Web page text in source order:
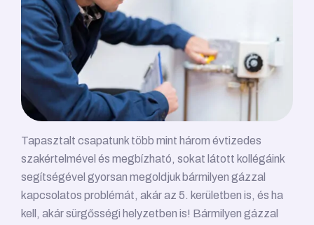
Tapasztalt csapatunk több mint három évtizedes
szakértelmével és megbízható, sokat látott kollégáink
segítségével gyorsan megoldjuk bármilyen gázzal
kapcsolatos problémát, akár az 5. kerületben is, és ha
kell, akár sürgősségi helyzetben is! Bármilyen gázzal